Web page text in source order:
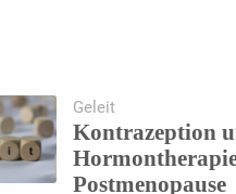
Geleit
Kontrazeption
Postmenopause